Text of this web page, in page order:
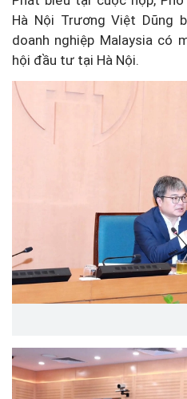
Hà Nội Trương Việt Dũng
doanh nghiệp Malaysia có
hội đầu tư tại Hà Nội.